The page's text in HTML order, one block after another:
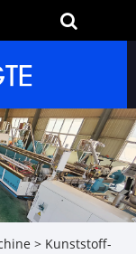
> Kunststoff-